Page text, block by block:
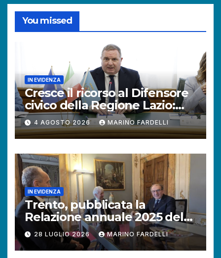
You missed
IN EVIDENZA
Cresce il ricorso al Difensore
civico della Regione Lazio:
+121% di istanze rispetto al
2025.
4 AGOSTO 2026 MARINO FARDELLI
IN EVIDENZA
Trento, pubblicata la
Relazione annuale 2025 del
Difensore civico della
Provincia autonoma.
28 LUGLIO 2026 MARINO FARDELLI